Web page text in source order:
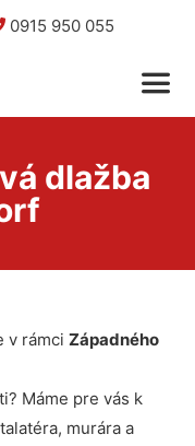
0915 950 055
dlažba
v rámci Západného
Máme pre vás k
murára a